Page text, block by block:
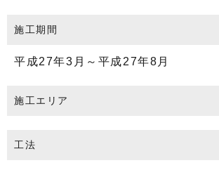
施工期間
平成27年3月～平成27年8月
施工エリア
工法